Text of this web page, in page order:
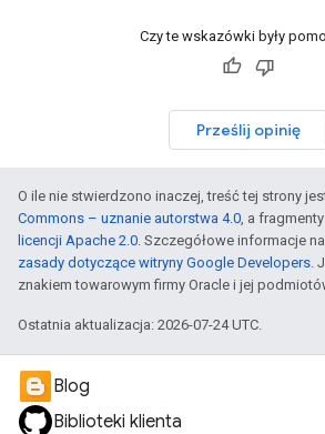
Czy te wskazówki były
Prześlij opinię
O ile nie stwierdzono inaczej, treść tej strony
Commons – uznanie autorstwa 4.0, a
licencji Apache 2.0. Szczegółowe informacje
zasady dotyczące witryny Google Developers.
znakiem towarowym firmy Oracle i jej
Ostatnia aktualizacja: 2026-07-24 UTC.
Blog
Biblioteki klienta